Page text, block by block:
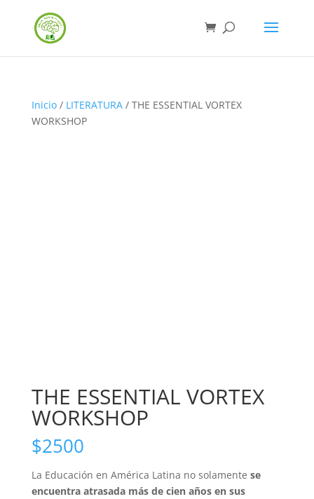
Inicio/ LITERATURA/ THE ESSENTIAL VORTEX
WORKSHOP
THE ESSENTIAL VORTEX
WORKSHOP
$2500
La Educación en América Latina no solamente se
encuentra atrasada más de cien años en sus